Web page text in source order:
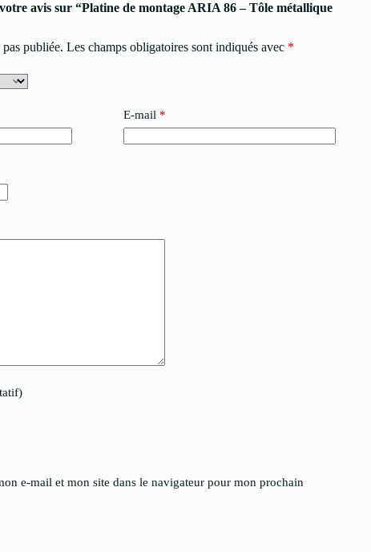
avis sur “Platine de montage ARIA 86 – Tôle métallique
pas publiée. Les champs obligatoires sont indiqués avec *
E-mail *
e-mail et mon site dans le navigateur pour mon prochain